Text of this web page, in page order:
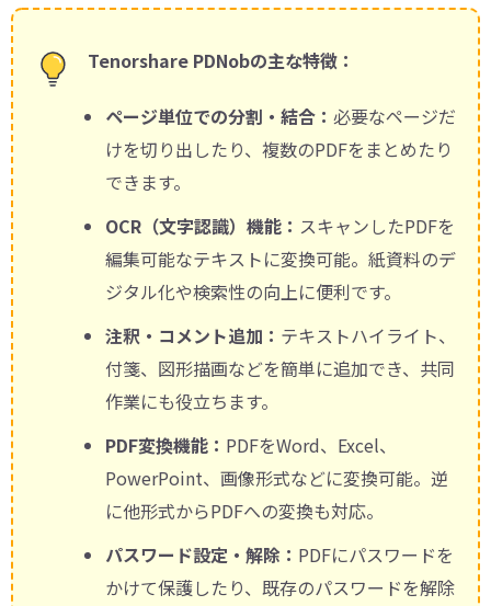
Tenorshare PDNobの主な特徴：
ページ単位での分割・結合： 必要なページだ
けを切り出したり、複数のPDFをまとめたり
できます。
OCR（文字認識）機能： スキャンしたPDFを
編集可能なテキストに変換可能。紙資料のデ
ジタル化や検索性の向上に便利です。
注釈・コメント追加： テキストハイライト、
付箋、図形描画などを簡単に追加でき、共同
作業にも役立ちます。
PDF変換機能： PDFをWord、Excel、
PowerPoint、画像形式などに変換可能。逆
に他形式からPDFへの変換も対応。
パスワード設定・解除： PDFにパスワードを
かけて保護したり、既存のパスワードを解除